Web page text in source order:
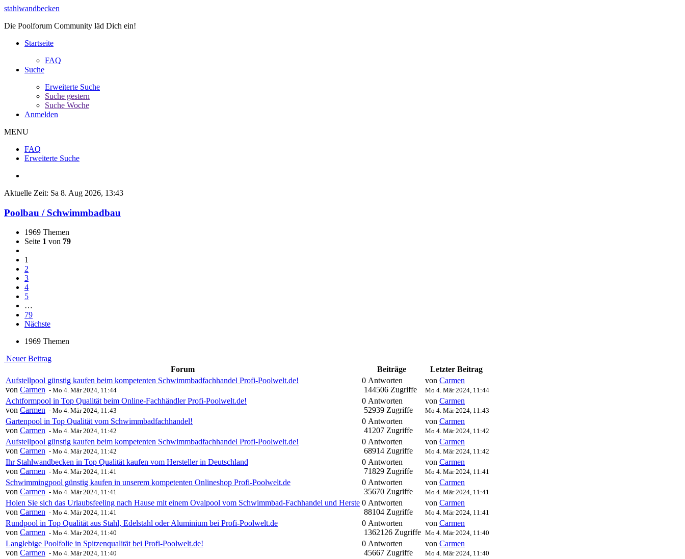
stahlwandbecken
Die Poolforum Community läd Dich ein!
Startseite
FAQ
Suche
Erweiterte Suche
Suche gestern
Suche Woche
Anmelden
MENU
FAQ
Erweiterte Suche
Aktuelle Zeit: Sa 8. Aug 2026, 13:43
Poolbau / Schwimmbadbau
1969 Themen
Seite 1 von 79
1
2
3
4
5
…
79
Nächste
1969 Themen
Neuer Beitrag
Forum
Beiträge
Letzter Beitrag
Aufstellpool günstig kaufen beim kompetenten Schwimmbadfachhandel Profi-Poolwelt.de!
von Carmen - Mo 4. Mär 2024, 11:44
0 Antworten
144506 Zugriffe
von Carmen
Mo 4. Mär 2024, 11:44
Achtformpool in Top Qualität beim Online-Fachhändler Profi-Poolwelt.de!
von Carmen - Mo 4. Mär 2024, 11:43
0 Antworten
52939 Zugriffe
von Carmen
Mo 4. Mär 2024, 11:43
Gartenpool in Top Qualität vom Schwimmbadfachhandel!
von Carmen - Mo 4. Mär 2024, 11:42
0 Antworten
41207 Zugriffe
von Carmen
Mo 4. Mär 2024, 11:42
Aufstellpool günstig kaufen beim kompetenten Schwimmbadfachhandel Profi-Poolwelt.de!
von Carmen - Mo 4. Mär 2024, 11:42
0 Antworten
68914 Zugriffe
von Carmen
Mo 4. Mär 2024, 11:42
Ihr Stahlwandbecken in Top Qualität kaufen vom Hersteller in Deutschland
von Carmen - Mo 4. Mär 2024, 11:41
0 Antworten
71829 Zugriffe
von Carmen
Mo 4. Mär 2024, 11:41
Schwimmingpool günstig kaufen in unserem kompetenten Onlineshop Profi-Poolwelt.de
von Carmen - Mo 4. Mär 2024, 11:41
0 Antworten
35670 Zugriffe
von Carmen
Mo 4. Mär 2024, 11:41
Holen Sie sich das Urlaubsfeeling nach Hause mit einem Ovalpool vom Schwimmbad-Fachhandel und Herste
von Carmen - Mo 4. Mär 2024, 11:41
0 Antworten
88104 Zugriffe
von Carmen
Mo 4. Mär 2024, 11:41
Rundpool in Top Qualität aus Stahl, Edelstahl oder Aluminium bei Profi-Poolwelt.de
von Carmen - Mo 4. Mär 2024, 11:40
0 Antworten
1362126 Zugriffe
von Carmen
Mo 4. Mär 2024, 11:40
Langlebige Poolfolie in Spitzenqualität bei Profi-Poolwelt.de!
von Carmen - Mo 4. Mär 2024, 11:40
0 Antworten
45667 Zugriffe
von Carmen
Mo 4. Mär 2024, 11:40